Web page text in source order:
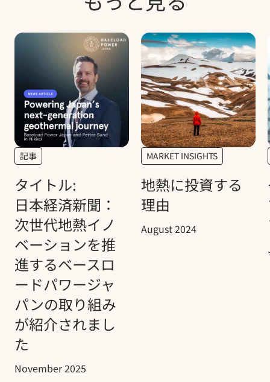
記事
タイトル:
日本経済新聞：
次世代地熱イノ
ベーションを推
進するベースロ
ードパワージャ
パンの取り組み
が紹介されまし
た
November 2025
MARKET INSIGHTS
地熱に投資する
理由
August 2024